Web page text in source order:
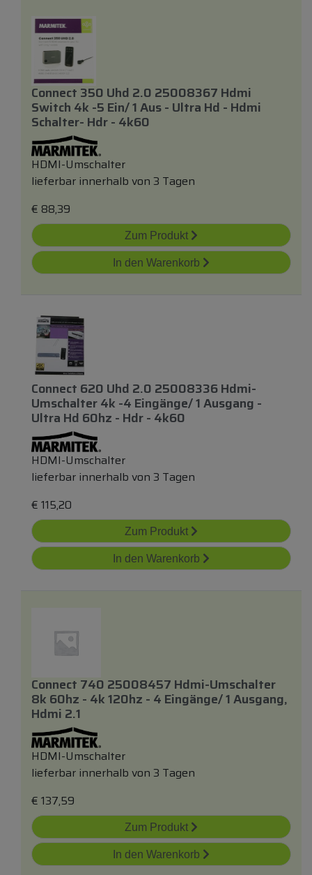
Connect 350 Uhd 2.0 25008367 Hdmi
Switch 4k -5 Ein/ 1 Aus - Ultra Hd - Hdmi
Schalter- Hdr - 4k60
HDMI-Umschalter
lieferbar innerhalb von 3 Tagen
€ 88,39
Zum Produkt
In den Warenkorb
Connect 620 Uhd 2.0 25008336 Hdmi-
Umschalter 4k -4 Eingänge/ 1 Ausgang -
Ultra Hd 60hz - Hdr - 4k60
HDMI-Umschalter
lieferbar innerhalb von 3 Tagen
€ 115,20
Zum Produkt
In den Warenkorb
Connect 740 25008457 Hdmi-Umschalter
8k 60hz - 4k 120hz - 4 Eingänge/ 1 Ausgang,
Hdmi 2.1
HDMI-Umschalter
lieferbar innerhalb von 3 Tagen
€ 137,59
Zum Produkt
In den Warenkorb